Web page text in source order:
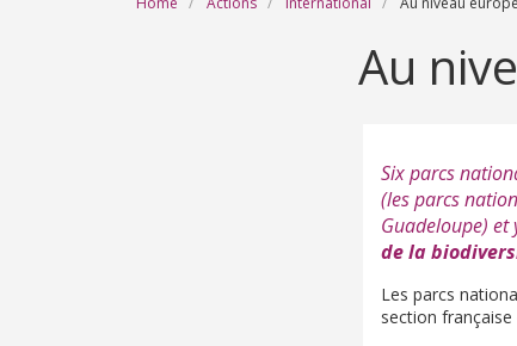
Au
Six parcs
(les parcs
Guadeloupe)
de la
Les parcs
section